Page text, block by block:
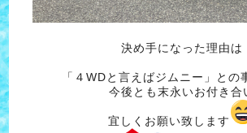
決め手になった理由は
「４WDと言えばジムニー」との
今後とも末永いお付き合
宜しくお願い致します